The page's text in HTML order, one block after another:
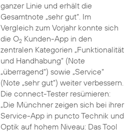
ganzer Linie und erhält die
Gesamtnote „sehr gut“. Im
Vergleich zum Vorjahr konnte sich
die O2Kunden-App in den
zentralen Kategorien „Funktionalität
und Handhabung“ (Note
„überragend“) sowie „Service“
(Note „sehr gut“) weiter verbessern.
Die connect-Tester resümieren:
„Die Münchner zeigen sich bei ihrer
Service-App in puncto Technik und
Optik auf hohem Niveau: Das Tool